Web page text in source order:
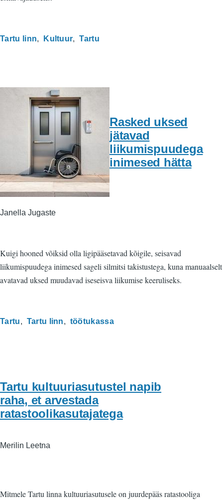
Tartu linn Kultuur Tartu
Rasked uksed
jätavad
liikumispuudega
inimesed hätta
Janella Jugaste
Kuigi hooned võiksid olla ligipääsetavad kõigile, seisavad
liikumispuudega inimesed sageli silmitsi takistustega, kuna manuaalselt
avatavad uksed muudavad iseseisva liikumise keeruliseks.
Tartu Tartu linn töötukassa
Tartu kultuuriasutustel napib
raha, et arvestada
ratastoolikasutajatega
Merilin Leetna
Mitmele Tartu linna kultuuriasutusele on juurdepääs ratastooliga